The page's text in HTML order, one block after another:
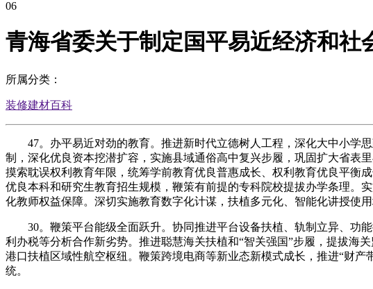
06
青海省委关于制定国平易近经济和社
所属分类：
装修建材百科
47。办平易近对劲的教育。推进新时代立德树人工程，深化大中小学
制，深化优良资本挖潜扩容，实施县域通俗高中复兴步履，巩固扩大省表
摸索耽误权利教育年限，统筹学前教育优良普惠成长、权利教育优良平衡
优良本科和研究生教育招生规模，鞭策有前提的专科院校提拔办学条理。
化教师权益保障。深切实施教育数字化计谋，扶植多元化、智能化讲授使
30。鞭策平台能级全面跃升。协同推进平台设备扶植、轨制立异、功
利办税等分析合作新劣势。推进聪慧海关扶植和“智关强国”步履，提拔海
港口扶植区域性航空枢纽。鞭策跨境电商等新业态新模式成长，推进“财
统。